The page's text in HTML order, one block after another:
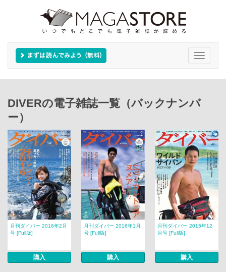
Toggle
DIVERの電子雑誌一覧（バックナンバ
ー）
月刊ダイバー 2016年2月
号 [Full版]
購入
月刊ダイバー 2016年1月
号 [Full版]
購入
月刊ダイバー 2015年12
月号 [Full版]
購入